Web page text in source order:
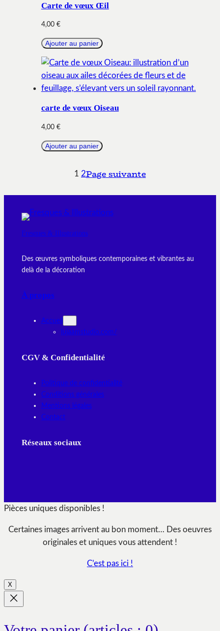
Carte de vœux Œil
4,00 €
Ajouter au panier
carte de vœux Oiseau
4,00 €
Ajouter au panier
1 2Page suivante
Fresques & Illustrations
Des œuvres symboliques contemporaines et vibrantes au
delà de la décoration
À propos
Accueil
lujaamstudio.com/
CGV & Confidentialité
Politique de confidentialité
Conditions générales
Mentions légales
Contact
Réseaux sociaux
Pièces uniques disponibles !
Certaines images arrivent au bon moment… Des oeuvres
originales et uniques vous attendent !
C’est pas ici !
X